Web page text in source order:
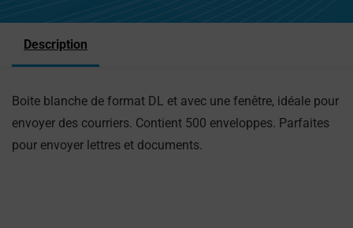
Description
Boite blanche de format DL et avec une fenêtre, idéale pour
envoyer des courriers. Contient 500 enveloppes. Parfaites
pour envoyer lettres et documents.